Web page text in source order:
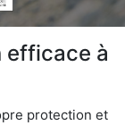
efficace à
protection et